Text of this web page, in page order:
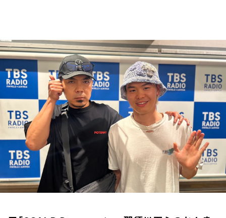
トピックス
TBS Podcast
お知らせ
イベント・グッズ
YouTube
会社情報